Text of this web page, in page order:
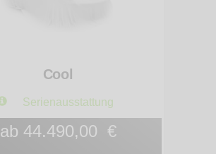
Cool
Serienausstattung
ab 44.490,00 €